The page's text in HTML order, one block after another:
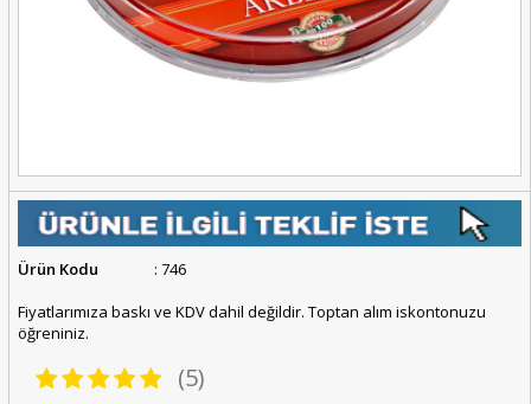
Ürün Kodu
: 746
Fiyatlarımıza baskı ve KDV dahil değildir. Toptan alım iskontonuzu
öğreniniz.
(5)